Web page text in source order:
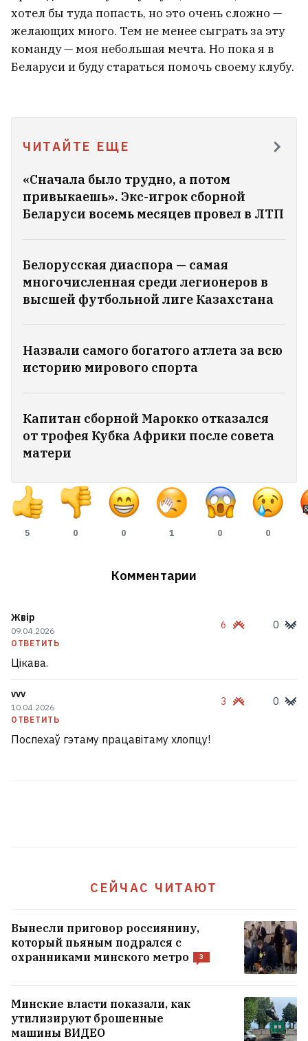
хотел бы туда попасть, но это очень сложно —
желающих много. Тем не менее сыграть за эту
команду — моя небольшая мечта. Но пока я в
Беларуси и буду стараться помочь своему клубу.
ЧИТАЙТЕ ЕЩЕ
«Сначала было трудно, а потом
привыкаешь». Экс-игрок сборной
Беларуси восемь месяцев провел в ЛТП
Белорусская диаспора — самая
многочисленная среди легионеров в
высшей футбольной лиге Казахстана
Назвали самого богатого атлета за всю
историю мирового спорта
Капитан сборной Марокко отказался
от трофея Кубка Африки после совета
матери
5 0 0 1 0 0
Комментарии
Жвір
09.04.2026
ОТВЕТИТЬ
6 0
Цікава.
vvv
10.04.2026
ОТВЕТИТЬ
3 0
Поспехаў гэтаму працавітаму хлопцу!
СЕЙЧАС ЧИТАЮТ
Вынесли приговор россиянину,
который пьяным подрался с
охранниками минского метро
3
Минские власти показали, как
утилизируют брошенные
машины ВИДЕО